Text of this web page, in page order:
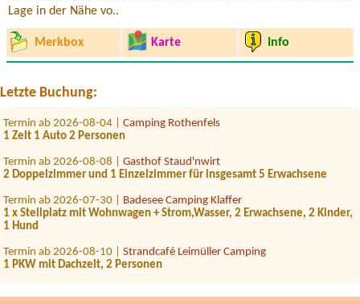
Lage in der Nähe vo..
Merkbox Karte Info
Letzte Buchung:
Termin ab 2026-08-01 |
Bungalow, 2 adults, 2 children
Termin ab 2026-07-25 |
Camping Weinland
no1x
1x
Termin ab 2026-08-04 | Camping Rothenfels
1 Zelt 1 Auto 2 Personen
Termin ab 2026-08-08 | Gasthof Staud'nwirt
2 Doppelzimmer und 1 Einzelzimmer für insgesamt 5 Erwachsene
Termin ab 2026-07-30 | Badesee Camping Klaffer
1 x Stellplatz mit Wohnwagen + Strom,Wasser, 2 Erwachsene, 2 Kinder,
1 Hund
Termin ab 2026-08-10 | Strandcafé Leimüller Camping
1 PKW mit Dachzelt, 2 Personen